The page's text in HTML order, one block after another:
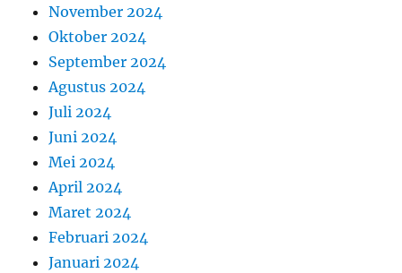
November 2024
Oktober 2024
September 2024
Agustus 2024
Juli 2024
Juni 2024
Mei 2024
April 2024
Maret 2024
Februari 2024
Januari 2024